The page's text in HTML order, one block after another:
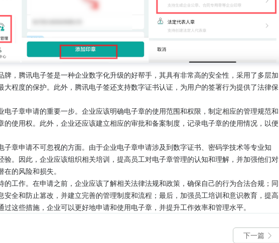
牌，腾讯电子签是一种企业数字化升级的好帮手，其具有非常高的安全性，采用了多层加
大程度的保护。此外，腾讯电子签还支持数字证书认证，为用户的签署行为提供了法律保
电子章申请的重要一步。企业应该明确电子章的使用范围和权限，制定相应的管理规范和
的使用权。此外，企业还应该建立相应的审批和备案制度，记录电子章的使用情况，以便
子章申请不可忽视的方面。由于企业电子章申请涉及到数字证书、密码学技术等专业知
验。因此，企业应该组织相关培训，提高员工对电子章管理的认知和理解，并加强他们对
的风险和损失。
的工作。在申请之前，企业应该了解相关法律法规和政策，确保自己的行为合法合规；同
安全和防止篡改，并建立完善的管理制度和流程；最后，加强员工培训和意识教育，提高
这些措施，企业可以更好地申请和使用电子章，并提升工作效率和管理水平。
下一篇